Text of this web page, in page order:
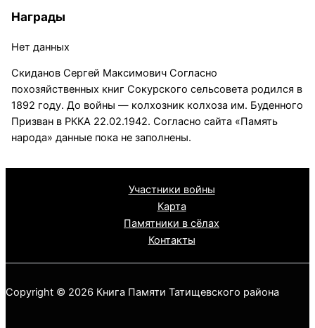
Награды
Нет данных
Скиданов Сергей Максимович Согласно
похозяйственных книг Сокурского сельсовета родился в
1892 году. До войны — колхозник колхоза им. Буденного
Призван в РККА 22.02.1942. Согласно сайта «Память
народа» данные пока не заполнены.
Участники войны
Карта
Памятники в сёлах
Контакты
Copyright © 2026 Книга Памяти Татищевского района